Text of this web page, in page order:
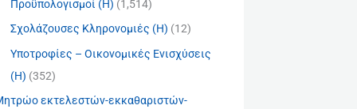
Προϋπολογισμοί (Η) (1,514)
Σχολάζουσες Κληρονομιές (Η) (12)
Υποτροφίες – Οικονομικές Ενισχύσεις
(Η) (352)
εκτελεστών-εκκαθαριστών-